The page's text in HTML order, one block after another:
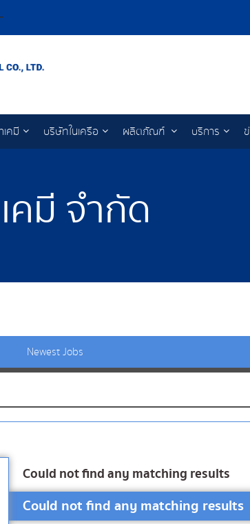
เคมี บริษัทในเครือ ผลิตภัณฑ์ บริการ
คมี จำกัด
Newest Jobs
Could not find any matching results
Could not find any matching results